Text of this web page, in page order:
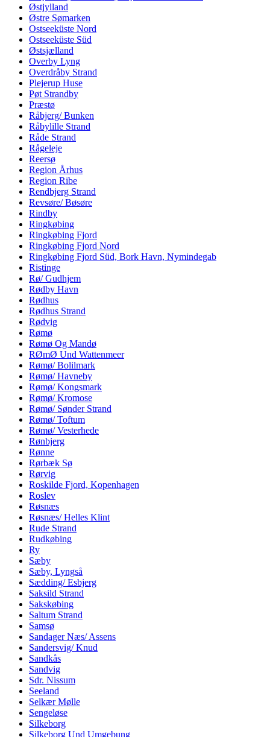
Østjylland
Østre Sømarken
Ostseeküste Nord
Ostseeküste Süd
Østsjælland
Overby Lyng
Overdråby Strand
Plejerup Huse
Pøt Strandby
Præstø
Råbjerg/ Bunken
Råbylille Strand
Råde Strand
Rågeleje
Reersø
Region Århus
Region Ribe
Rendbjerg Strand
Revsøre/ Bøsøre
Rindby
Ringkøbing
Ringkøbing Fjord
Ringkøbing Fjord Nord
Ringkøbing Fjord Süd, Bork Havn, Nymindegab
Ristinge
Rø/ Gudhjem
Rødby Havn
Rødhus
Rødhus Strand
Rødvig
Rømø
Rømø Og Mandø
RØmØ Und Wattenmeer
Rømø/ Bolilmark
Rømø/ Havneby
Rømø/ Kongsmark
Rømø/ Kromose
Rømø/ Sønder Strand
Rømø/ Toftum
Rømø/ Vesterhede
Rønbjerg
Rønne
Rørbæk Sø
Rørvig
Roskilde Fjord, Kopenhagen
Roslev
Røsnæs
Røsnæs/ Helles Klint
Rude Strand
Rudkøbing
Ry
Sæby
Sæby, Lyngså
Sædding/ Esbjerg
Saksild Strand
Sakskøbing
Saltum Strand
Samsø
Sandager Næs/ Assens
Sandersvig/ Knud
Sandkås
Sandvig
Sdr. Nissum
Seeland
Selkær Mølle
Sengeløse
Silkeborg
Silkeborg Und Umgebung